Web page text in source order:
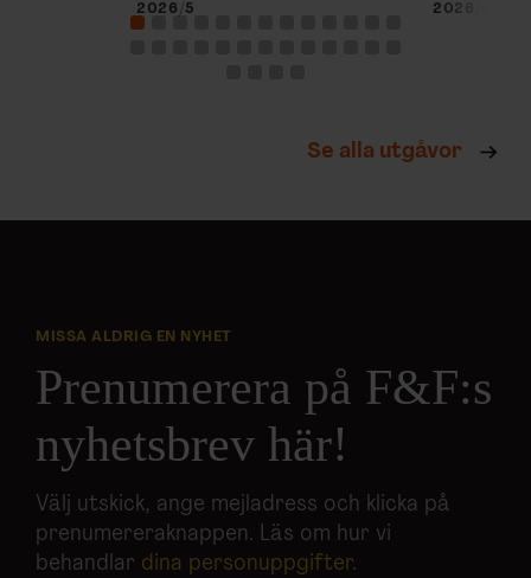
2026/5 2026/4
Se alla utgåvor
MISSA ALDRIG EN NYHET
Prenumerera på F&F:s
nyhetsbrev här!
Välj utskick, ange mejladress och klicka på
prenumereraknappen. Läs om hur vi
behandlar dina personuppgifter.